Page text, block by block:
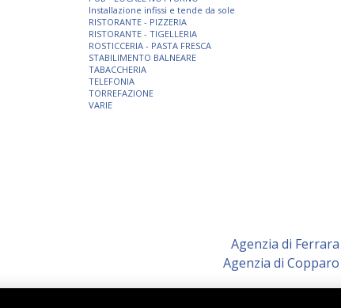
Installazione infissi e tende da sole
RISTORANTE - PIZZERIA
RISTORANTE - TIGELLERIA
ROSTICCERIA - PASTA FRESCA
STABILIMENTO BALNEARE
TABACCHERIA
TELEFONIA
TORREFAZIONE
VARIE
Agenzia di Ferrara
Agenzia di Copparo